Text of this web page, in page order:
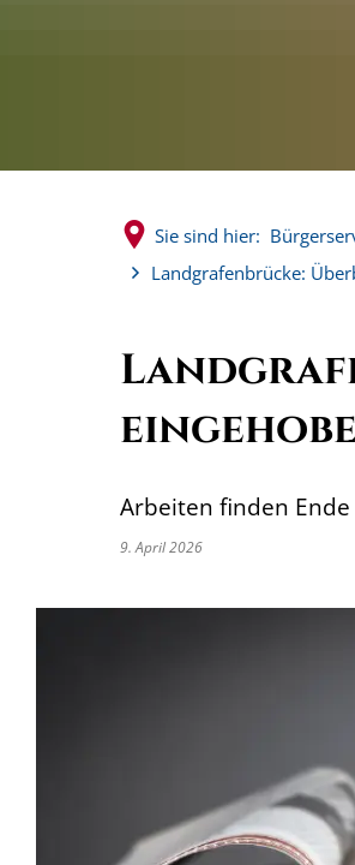
Sie sind hier:
Landgrafenbrücke:
Arbeiten finden
9. April 2026